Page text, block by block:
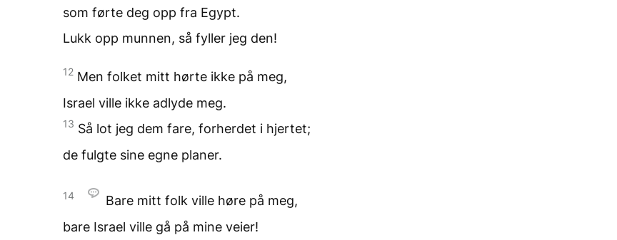
som førte deg opp fra Egypt.
Lukk opp munnen, så fyller jeg den!
12 Men folket mitt hørte ikke på meg,
Israel ville ikke adlyde meg.
13 Så lot jeg dem fare, forherdet i hjertet;
de fulgte sine egne planer.
14 Bare mitt folk ville høre på meg,
bare Israel ville gå på mine veier!